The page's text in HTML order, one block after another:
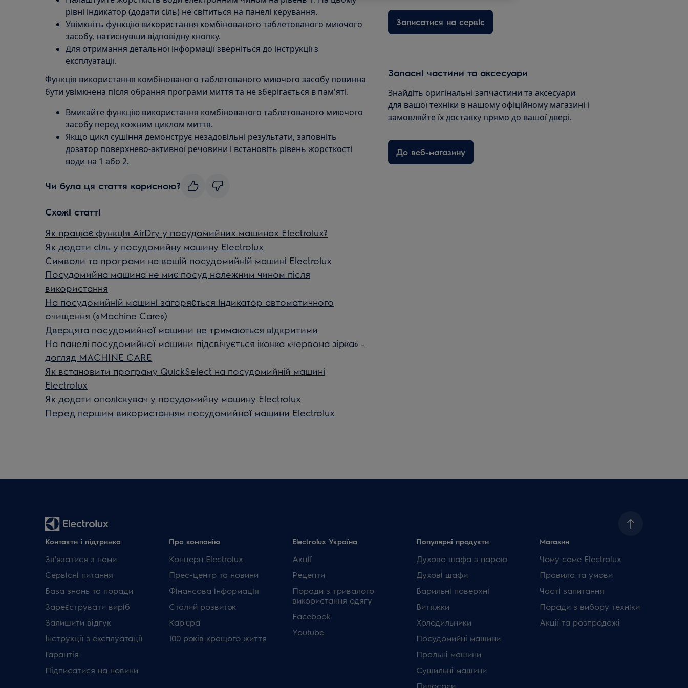
рівні індикатор (додати сіль) не світиться на панелі керування.
Увімкніть функцію використання комбінованого таблетованого миючого
засобу, натиснувши відповідну кнопку.
Для отримання детальної інформації зверніться до інструкції з
експлуатації.
Функція використання комбінованого таблетованого миючого засобу повинна
бути увімкнена після обрання програми миття та не зберігається в пам'яті.
Вмикайте функцію використання комбінованого таблетованого миючого
засобу перед кожним циклом миття.
Якщо цикл сушіння демонструє незадовільні результати, заповніть
дозатор поверхнево-активної речовини і встановіть рівень жорсткості
води на 1 або 2.
Чи була ця стаття корисною?
Схожі статті
Як працює функція AirDry у посудомийних машинах Electrolux?
Як додати сіль у посудомийну машину Electrolux
Символи та програми на вашій посудомийній машині Electrolux
Посудомийна машина не миє посуд належним чином після
використання
На посудомийній машині загоряється індикатор автоматичного
очищення («Machine Care»)
Дверцята посудомийної машини не тримаються відкритими
На панелі посудомийної машини підсвічується іконка «червона зірка» -
догляд MACHINE CARE
Як встановити програму QuickSelect на посудомийній машині
Electrolux
Як додати ополіскувач у посудомийну машину Electrolux
Перед першим використанням посудомийної машини Electrolux
Записатися на сервіс
Запасні частини та аксесуари
Знайдіть оригінальні запчастини та аксесуари
для вашої техніки в нашому офіційному магазині і
замовляйте їх доставку прямо до вашої двері.
До веб-магазину
Контакти і підтримка
Зв'язатися з нами
Сервісні питання
База знань та поради
Зареєструвати виріб
Залишити відгук
Інструкції з експлуатації
Гарантія
Підписатися на новини
Про компанію
Концерн Electrolux
Прес-центр та новини
Фінансова інформація
Сталий розвиток
Кар'єра
100 років кращого життя
Electrolux Україна
Акції
Рецепти
Поради з тривалого
використання одягу
Facebook
Youtube
Популярні продукти
Духова шафа з парою
Духові шафи
Варильні поверхні
Витяжки
Холодильники
Посудомийні машини
Пральні машини
Сушильні машини
Пилососи
Магазин
Чому саме Electrolux
Правила та умови
Часті запитання
Поради з вибору техніки
Акції та розпродажі